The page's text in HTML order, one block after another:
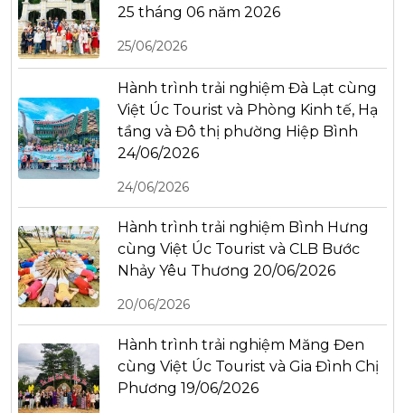
25 tháng 06 năm 2026
25/06/2026
Hành trình trải nghiệm Đà Lạt cùng
Việt Úc Tourist và Phòng Kinh tế, Hạ
tầng và Đô thị phường Hiệp Bình
24/06/2026
24/06/2026
Hành trình trải nghiệm Bình Hưng
cùng Việt Úc Tourist và CLB Bước
Nhảy Yêu Thương 20/06/2026
20/06/2026
Hành trình trải nghiệm Măng Đen
cùng Việt Úc Tourist và Gia Đình Chị
Phương 19/06/2026